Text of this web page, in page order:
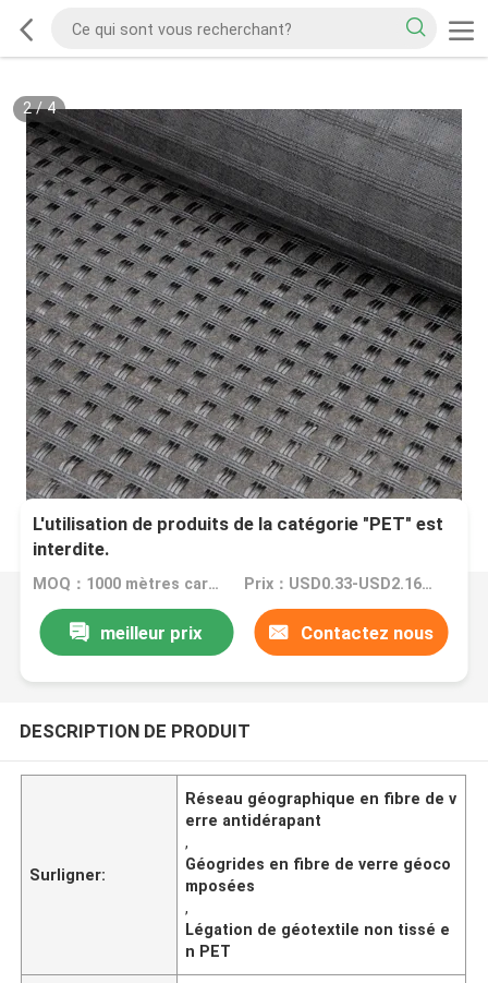
2/4
L'utilisation de produits de la catégorie "PET" est
interdite.
MOQ：1000 mètres carrés Prix：USD0.33-USD2.16 per square meter
meilleur prix Contactez nous
DESCRIPTION DE PRODUIT
Surligner:
Réseau géographique en fibre de v
erre antidérapant
,
Géogrides en fibre de verre géoco
mposées
,
Légation de géotextile non tissé e
n PET